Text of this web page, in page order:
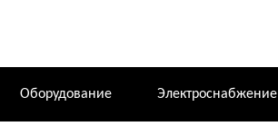
Оборудование Электроснабжение